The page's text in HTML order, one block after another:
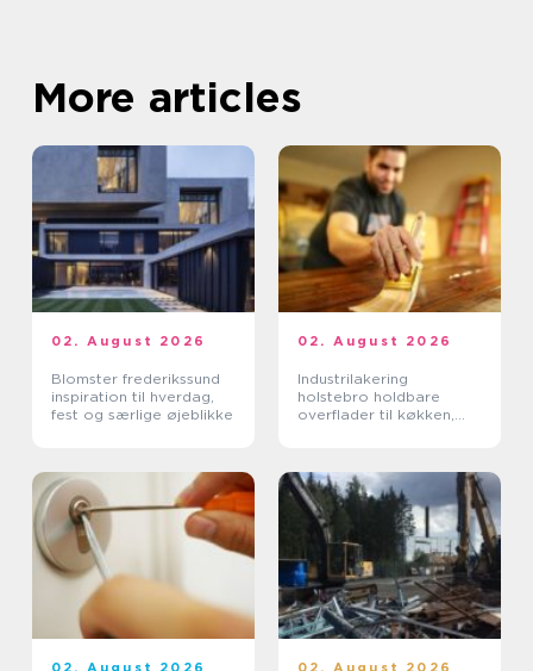
More articles
02. August 2026
Blomster frederikssund
inspiration til hverdag,
fest og særlige øjeblikke
02. August 2026
Industrilakering
holstebro holdbare
overflader til køkken,